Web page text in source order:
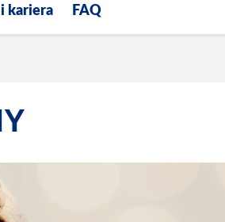
i kariera FAQ